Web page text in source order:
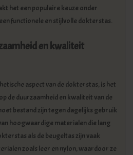
het een populaire keuze onder
functionele en stijlvolle dokterstas.
en kwaliteit
aspect van de dokterstas, is het
de duurzaamheid en kwaliteit van de
bestand zijn tegen dagelijks gebruik
hoogwaardige materialen die lang
als de beugeltas zijn vaak
zoals leer en nylon, waardoor ze